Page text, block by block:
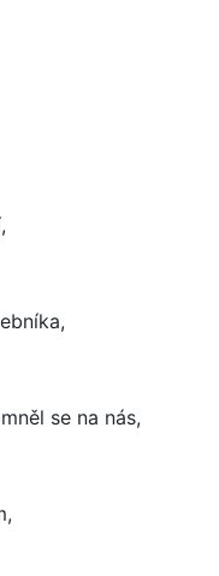
se na nás,